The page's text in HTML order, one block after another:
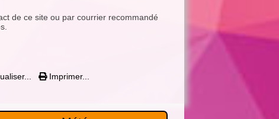
de ce site ou par courrier recommandé
Imprimer...